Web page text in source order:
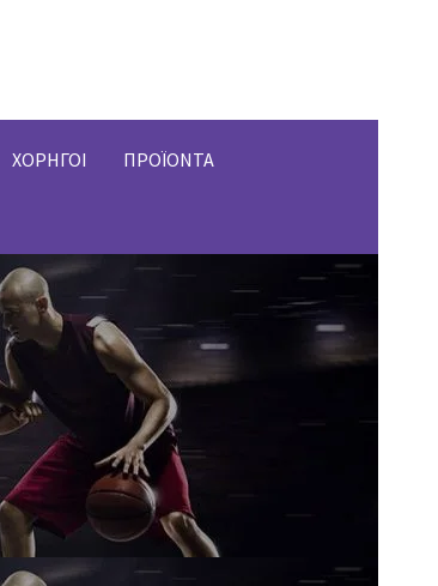
ΧΟΡΗΓΟΙ ΠΡΟΪΟΝΤΑ